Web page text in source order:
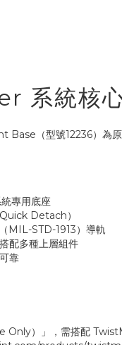
系統核
（型號12236）為
專用底座
Detach）
MIL-STD-1913）導軌
配多種上層組件
靠
Only）」，需搭配